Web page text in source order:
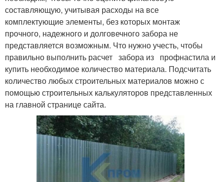
составляющую, учитывая расходы на все
комплектующие элементы, без которых монтаж
прочного, надежного и долговечного забора не
представляется возможным. Что нужно учесть, чтобы
правильно выполнить расчет забора из профнастила и
купить необходимое количество материала. Подсчитать
количество любых строительных материалов можно с
помощью строительных калькуляторов представленных
на главной странице сайта.